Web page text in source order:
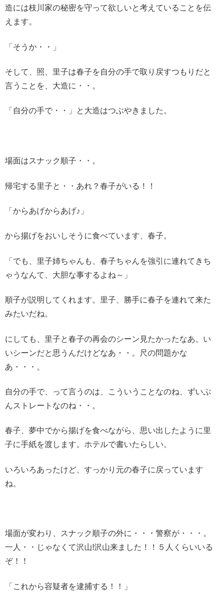
造には枝川家の秘密を守って欲しいと考えていることを伝
えます。
「そうか・・」
そして、照、里子は春子を自分の手で取り戻すつもりだと
言うことを、大造に・・。
「自分の手で・・」と大造はつぶやきました。
場面はスナック順子・・。
帰宅する里子と・・あれ？春子がいる！！
「からあげからあげ♪」
から揚げをおいしそうに食べています、春子。
「でも、里子姉ちゃんも、春子ちゃんを強引に連れてきち
ゃうなんて、大胆な事するよね～」
順子が説明してくれます。里子、勝手に春子を連れて来た
みたいだね。
にしても、里子と春子の再会のシーン見たかったなあ。い
いシーンだと思うんだけどなあ・・。尺の問題かな
あ・・・。
自分の手で、って言うのは、こういうことなのね、ずいぶ
んストレートなのね・・。
春子、夢中でから揚げを食べながら、思い出したように里
子に手紙を渡します。ホテルで書いたらしい。
いろいろあったけど、すっかり元の春子に戻っています
ね。
場面が変わり、スナック順子の外に・・・警察が・・・。
一人・・じゃなくて沢山!沢山来ました！！５人くらいいる
ぞ！！
「これから容疑者を逮捕する！！」